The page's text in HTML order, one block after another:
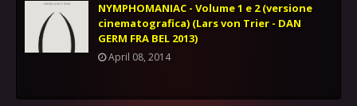
NYMPHOMANIAC - Volume 1 e 2 (versione
cinematografica) (Lars von Trier - DAN
GERM FRA BEL 2013)
April 08, 2014